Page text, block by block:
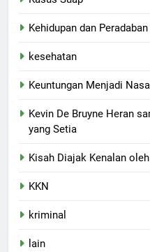
Kehidupan dan
kesehatan
Keuntungan Menjadi
Kevin De Bruyne Heran
yang Setia
Kisah Diajak Kenalan
KKN
kriminal
lain